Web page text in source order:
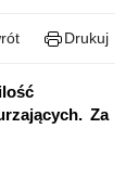
Drukuj
Za